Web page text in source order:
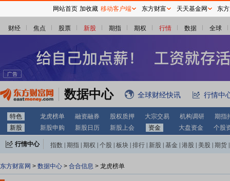
财经 焦点 股票 新股 期指 期权 行情 数据 全球
数据中心 全球财经快讯 行情中
特色 龙虎榜单 融资融券 股权质押 大宗交易 机构调研
期指
新股
新股申购 新股日历 新股上会 资金 大盘资金 个股
行情中心 指数 期指 期权 个股 板块 排行 新股 基金 港股 美股 期货
东方财富网 > 数据中心 > 合合信息 > 龙虎榜单
网站首页 加收藏 移动客户端 东方财富 天天基金网 东